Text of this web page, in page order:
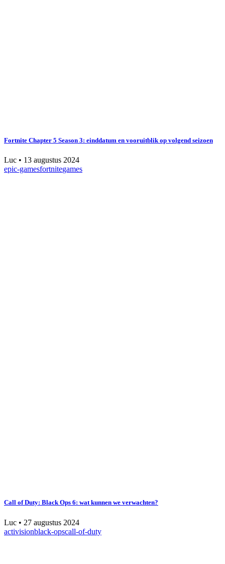
Fortnite Chapter 5 Season 3: einddatum en vooruitblik op volgend seizoen
Luc • 13 augustus 2024
epic-gamesfortnitegames
Call of Duty: Black Ops 6: wat kunnen we verwachten?
Luc • 27 augustus 2024
activisionblack-opscall-of-duty